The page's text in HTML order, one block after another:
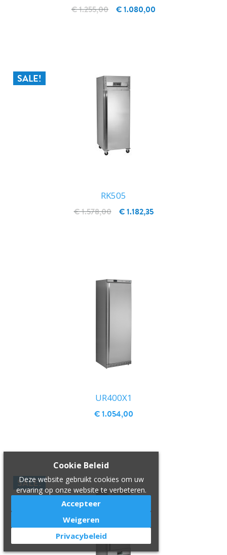
€ 1.080,00
€ 1.255,00
SALE!
RK505
€ 1.182,35
€ 1.578,00
UR400X1
€ 1.054,00
SALE!
Cookie Beleid
Deze website gebruikt cookies om uw
ervaring op onze website te verbeteren.
Accepteer
Weigeren
Privacybeleid